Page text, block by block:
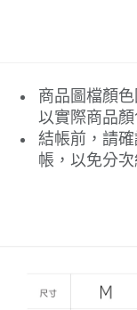
商品圖檔顏
以實際商品
結帳前，請
帳，以免分